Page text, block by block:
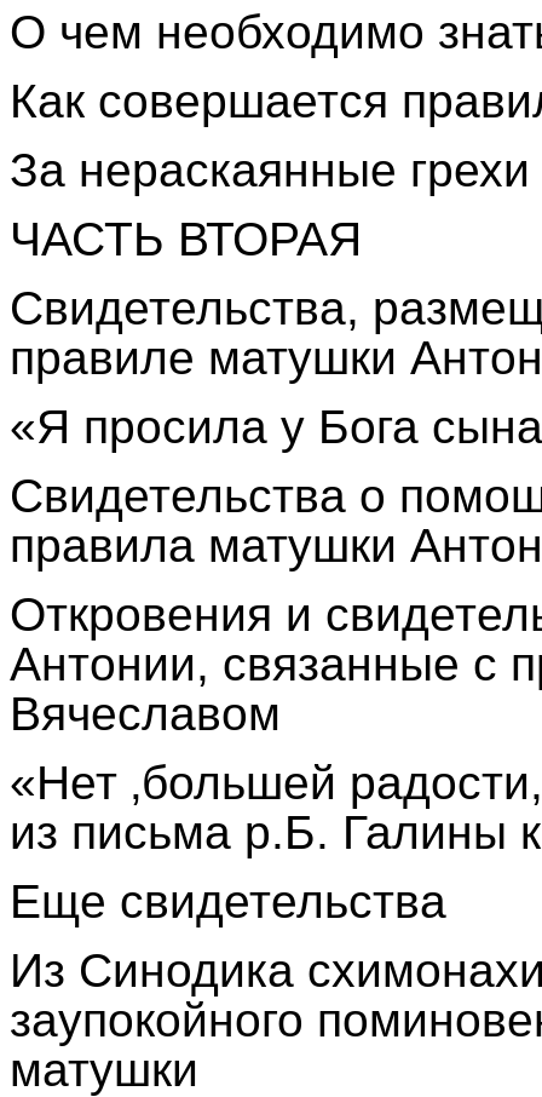
О чем необходимо
Как совершается
За нераскаянные
ЧАСТЬ ВТОРАЯ
Свидетельства,
правиле матушки
«Я просила у Бога
Свидетельства о
правила матушки
Откровения и
Антонии, связанные с
Вячеславом
«Нет ‚большей
из письма р.Б. Галины
Еще свидетельства
Из Синодика
заупокойного
матушки